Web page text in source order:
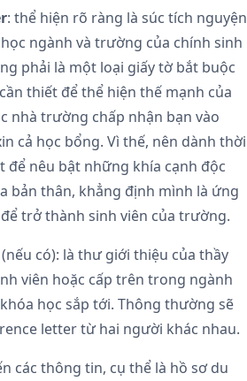
: thể hiện rõ ràng là súc tích nguyện
ngành và trường của chính sinh
phải là một loại giấy tờ bắt buộc
thiết để thể hiện thế mạnh của
nhà trường chấp nhận bạn vào
cả học bổng. Vì thế, nên dành thời
để nêu bật những khía cạnh độc
bản thân, khẳng định mình là ứng
trở thành sinh viên của trường.
(nếu có): là thư giới thiệu của thầy
viên hoặc cấp trên trong ngành
học sắp tới. Thông thường sẽ
letter từ hai người khác nhau.
các thông tin, cụ thể là hồ sơ du